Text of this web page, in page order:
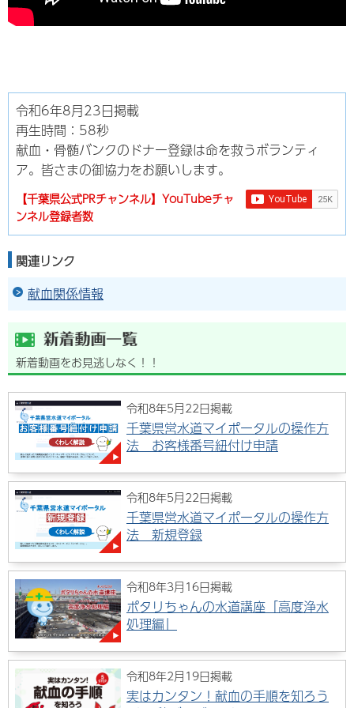
令和6年8月23日掲載
再生時間：58秒
献血・骨髄バンクのドナー登録は命を救うボランティ
ア。皆さまの御協力をお願いします。
【千葉県公式PRチャンネル】YouTubeチャ
ンネル登録者数
関連リンク
献血関係情報
新着動画をお見逃しなく！！
令和8年5月22日掲載
千葉県営水道マイポータルの操作方
法 お客様番号紐付け申請
令和8年5月22日掲載
千葉県営水道マイポータルの操作方
法 新規登録
令和8年3月16日掲載
ポタリちゃんの水道講座「高度浄水
処理編」
令和8年2月19日掲載
実はカンタン！献血の手順を知ろう